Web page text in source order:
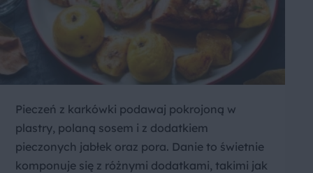
Pieczeń z karkówki podawaj pokrojoną w
plastry, polaną sosem i z dodatkiem
pieczonych jabłek oraz pora. Danie to świetnie
komponuje się z różnymi dodatkami, takimi jak